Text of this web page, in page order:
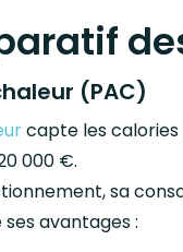
(PAC)
capte les calories
000 €.
sa
avantages :